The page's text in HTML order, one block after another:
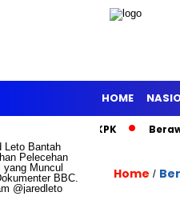
HOME
Berawal
Home /